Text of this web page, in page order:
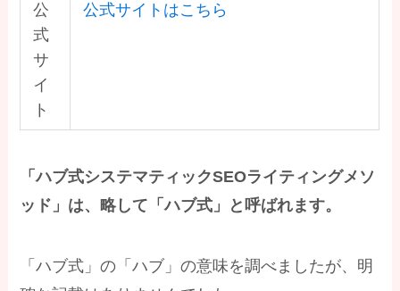
公
式
サ
イ
ト
公式サイトはこちら
「ハブ式システマティックSEOライティングメソ
ッド」は、略して「ハブ式」と呼ばれます。
「ハブ式」の「ハブ」の意味を調べましたが、明